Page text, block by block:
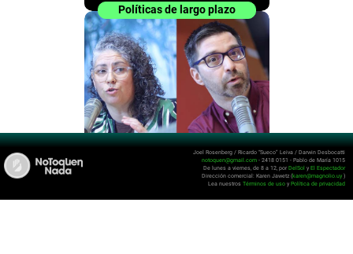
Políticas de largo plazo
Más allá de la pobreza infantil, el
desamparo y la sensación de estado de
Joel Rosenberg / Ricardo “Sueco” Leiva / Darwin Desbocatti
notoquen@gmail.com - 2418 0151 - Pablo de María 1015
De lunes a viernes, de 8 a 12, porDelSol y El Espectador
Dirección comercial: Karen Jawetz (karen@magnolio.uy )
Lea nuestros Términos de uso y Política de privacidad